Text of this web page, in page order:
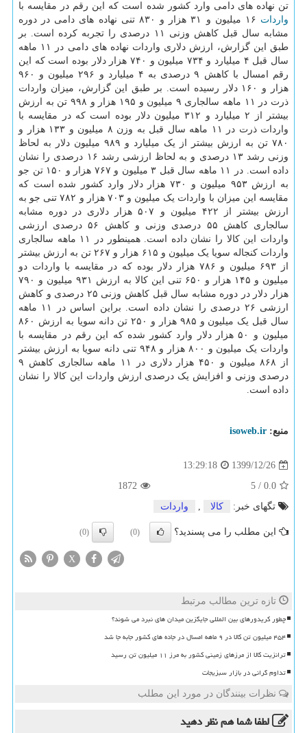
تن نهاده های دامی وارد کشور شده است که این رقم در مقایسه با
واردات
۱۶ میلیون و ۳۱ هزار و ۸۳۰ تنی نهاده های دامی در دوره
مشابه سال قبل کاهش وزنی ۱۱ درصدی را تجربه کرده است. بر
طبق این گزارش، ارزش دلاری واردات نهاده های دامی در ۱۱ ماهه
سال قبل ۴ میلیارد و ۷۳۴ میلیون و ۷۴۰ هزار دلار بوده است که این
رقم امسال با کاهش ۹ درصدی به ۴ میلیارد و ۲۹۶ میلیون و ۹۶۰
هزار و ۱۶۰ دلار رسیده است. بر طبق این گزارش، میزان واردات
ذرت در ۱۱ ماهه سالجاری ۹ میلیون و ۱۹۵ هزار و ۹۹۸ تن به ارزش
بیشتر از ۲ میلیارد و ۳۱۲ میلیون دلار بوده است که در مقایسه با
واردات ذرت در ۱۱ ماهه سال قبل به وزن ۸ میلیون و ۱۳۳ هزار و
۷۸۰ تن به ارزش بیشتر از یک میلیارد و ۹۸۹ میلیون دلار به لحاظ
وزنی رشد ۱۳ درصدی و به لحاظ ارزشی رشد ۱۶ درصدی را نشان
داده است. در ۱۱ ماهه سال قبل ۳ میلیون و ۷۶۷ هزار و ۱۵۰ تن جو
به ارزش ۹۵۳ میلیون و ۷۳۰ هزار دلار وارد کشور شده است که
مقایسه این میزان با واردات یک میلیون و ۷۰۳ هزار و ۷۸۲ تنی جو به
ارزش بیشتر از ۴۲۲ میلیون و ۵۰۷ هزار دلاری در دوره مشابه
سالجاری کاهش ۵۵ درصدی وزنی و کاهش ۵۶ درصدی ارزشی
واردات این کالا را نشان داده است. همینطور در ۱۱ ماهه سالجاری
واردات کنجاله سویا یک میلیون و ۶۱۵ هزار و ۲۶۷ تن به ارزش بیشتر
از ۶۹۳ میلیون و ۷۸۶ هزار دلار بوده که در مقایسه با واردات دو
میلیون و ۱۴۵ هزار و ۶۵۰ تنی این کالا به ارزش ۹۳۱ میلیون و ۷۹۰
هزار دلار در دوره مشابه سال قبل کاهش وزنی ۲۵ درصدی و کاهش
ارزشی ۲۶ درصدی را نشان داده است. براین اساس در ۱۱ ماهه
سال قبل یک میلیون و ۹۸۵ هزار و ۲۵۰ تن دانه سویا به ارزش ۸۶۰
میلیون و ۵۰ هزار دلار وارد کشور شده که این رقم در مقایسه با
واردات یک میلیون و ۸۰۰ هزار و ۹۴۸ تنی دانه سویا به ارزش بیشتر
از ۸۶۸ میلیون و ۴۵۰ هزار دلاری در ۱۱ ماهه سالجاری کاهش ۹
درصدی وزنی و افزایش یک درصدی ارزش واردات این کالا را نشان
داده است.
منبع: isoweb.ir
1399/12/26
13:29:18
0.0
/
5
1872
تگهای خبر:
كالا , واردات
این مطلب را می پسندید؟ (0)
(0)
X
تازه ترین مطالب مرتبط
چطور کریدورهای بین المللی جایگزین میدان های نبرد می شوند؟
۴۵۴ میلیون تن کالا در ۹ ماهه امسال در جاده های کشور جابه جا شد
ترانزیت کالا از مرزهای زمینی کشور به مرز ۱۱ میلیون تن رسید
تداوم گرانی در بازار سبزیجات
نظرات بینندگان در مورد این مطلب
لطفا شما همنظر دهید